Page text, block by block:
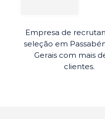
Empresa de
seleção em
Gerais com mais
clientes.